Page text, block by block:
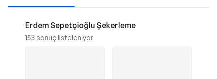
Erdem Sepetçioğlu Şekerleme
153 sonuç listeleniyor